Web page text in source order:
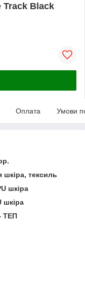
Track Black
Оплата Умови
тексиль
шкіра
шкіра
ТЕП